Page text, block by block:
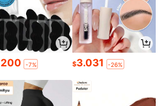
-7% $3.031 -26%